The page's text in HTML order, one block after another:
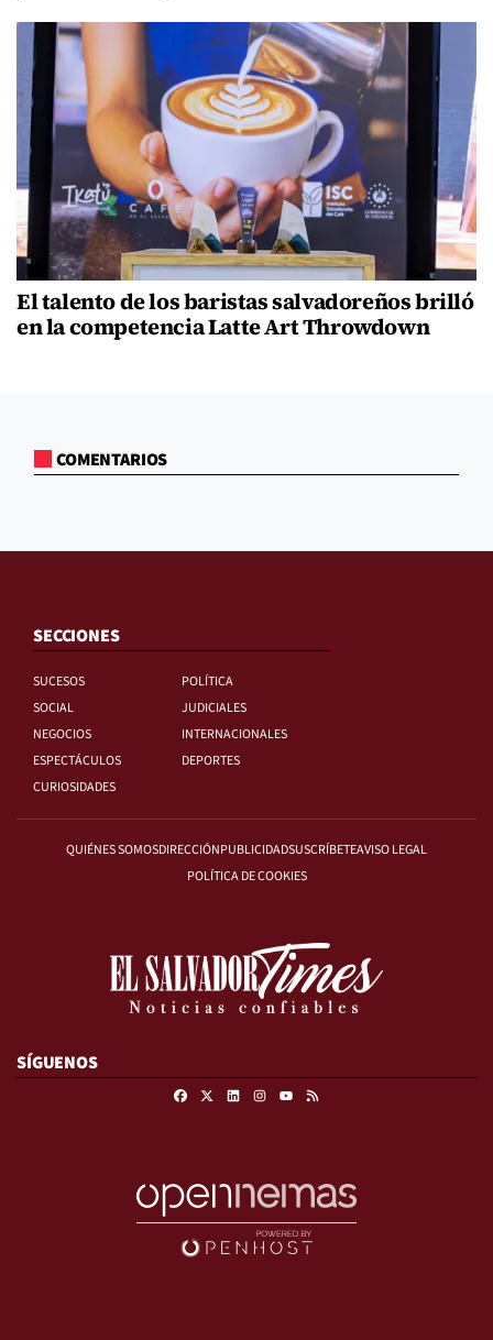
El talento de los baristas salvadoreños brilló
en la competencia Latte Art Throwdown
COMENTARIOS
SECCIONES
SUCESOS
POLÍTICA
SOCIAL
JUDICIALES
NEGOCIOS
INTERNACIONALES
ESPECTÁCULOS
DEPORTES
CURIOSIDADES
QUIÉNES SOMOSDIRECCIÓNPUBLICIDADSUSCRÍBETEAVISO LEGAL
POLÍTICA DE COOKIES
SÍGUENOS
FacebookLinkedinInstagram